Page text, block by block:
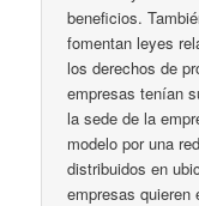
beneficios.
fomentan leyes
los derechos de
empresas tenían
la sede de la
modelo por una
distribuidos en
empresas quieren